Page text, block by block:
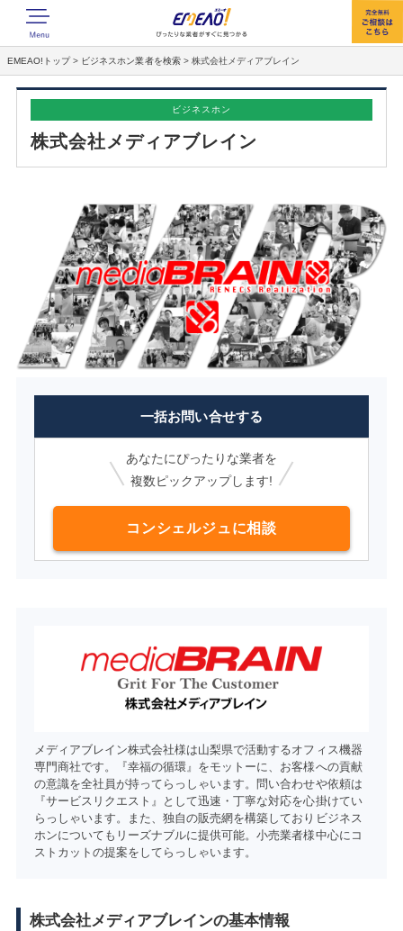
EMEAO!トップ > ビジネスホン業者を検索 > 株式会社メディアブレイン
ビジネスホン
株式会社メディアブレイン
一括お問い合せする
あなたにぴったりな業者を
複数ピックアップします!
コンシェルジュに相談
メディアブレイン株式会社様は山梨県で活動するオフィス機器
専門商社です。『幸福の循環』をモットーに、お客様への貢献
の意識を全社員が持ってらっしゃいます。問い合わせや依頼は
『サービスリクエスト』として迅速・丁寧な対応を心掛けてい
らっしゃいます。また、独自の販売網を構築しておりビジネス
ホンについてもリーズナブルに提供可能。小売業者様中心にコ
ストカットの提案をしてらっしゃいます。
株式会社メディアブレインの基本情報